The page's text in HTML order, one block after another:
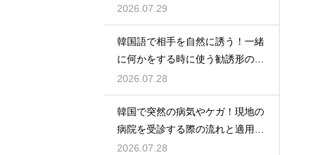
開設
2026.07.29
韓国語で相手を自然に誘う！一緒
に何かをする時に使う勧誘形の基
本の作り方
2026.07.28
韓国で突然の病気やケガ！現地の
病院を受診する際の流れと適用さ
れる保険
2026.07.28